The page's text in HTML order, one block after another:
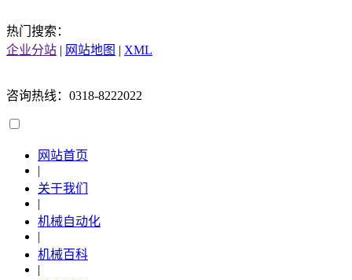
热门搜索：
企业分站 | 网站地图 | XML
咨询热线：0318-8222022
网站首页
|
关于我们
|
机械自动化
|
机械百科
|